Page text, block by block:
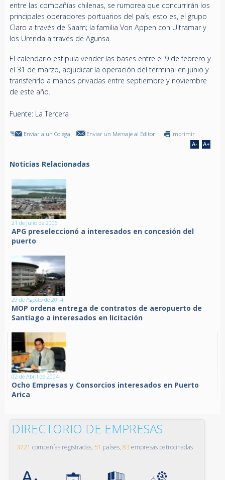
entre las compañías chilenas, se rumorea que concurrirán los
principales operadores portuarios del país, esto es, el grupo
Claro a través de Saam; la familia Von Appen con Ultramar y
los Urenda a través de Agunsa.
El calendario estipula vender las bases entre el 9 de febrero y
el 31 de marzo, adjudicar la operación del terminal en junio y
transferirlo a manos privadas entre septiembre y noviembre
de este año.
Fuente: La Tercera
Enviar a un Colega Enviar un Mensaje al Editor Imprimir
Noticias Relacionadas
21 de Julio de 2006
APG preseleccionó a interesados en concesión del
puerto
29 de Agosto de 2014
MOP ordena entrega de contratos de aeropuerto de
Santiago a interesados en licitación
02 de Abril de 2004
Ocho Empresas y Consorcios interesados en Puerto
Arica
DIRECTORIO DE EMPRESAS
3721 compañías registradas, 51 países, 83 empresas patrocinadas